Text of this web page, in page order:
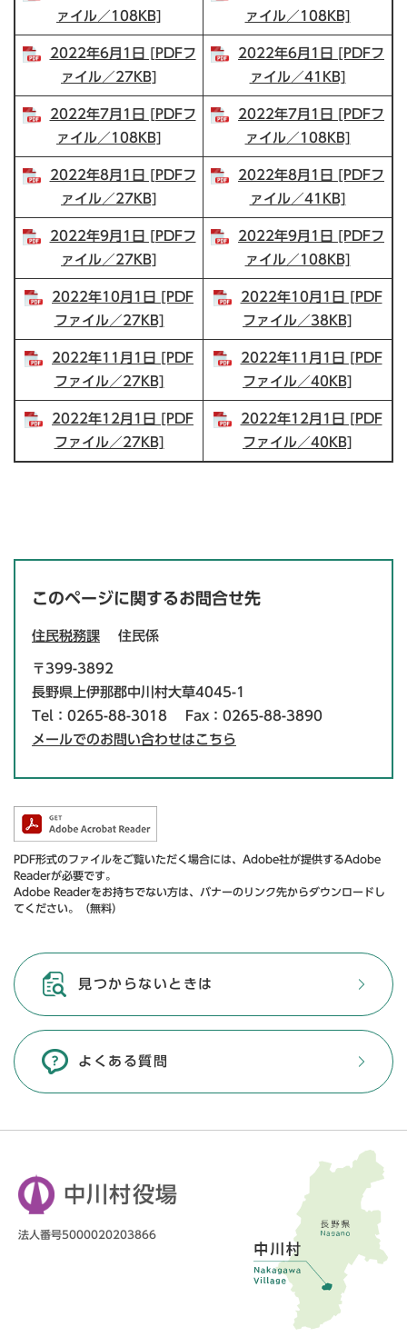
ァイル／108KB]
ァイル／108KB]
2022年6月1日 [PDFフ
ァイル／27KB]
2022年6月1日 [PDFフ
ァイル／41KB]
2022年7月1日 [PDFフ
ァイル／108KB]
2022年7月1日 [PDFフ
ァイル／108KB]
2022年8月1日 [PDFフ
ァイル／27KB]
2022年8月1日 [PDFフ
ァイル／41KB]
2022年9月1日 [PDFフ
ァイル／27KB]
2022年9月1日 [PDFフ
ァイル／108KB]
2022年10月1日 [PDF
ファイル／27KB]
2022年10月1日 [PDF
ファイル／38KB]
2022年11月1日 [PDF
ファイル／27KB]
2022年11月1日 [PDF
ファイル／40KB]
2022年12月1日 [PDF
ファイル／27KB]
2022年12月1日 [PDF
ファイル／40KB]
このページに関するお問合せ先
住民税務課 住民係
〒399-3892
長野県上伊那郡中川村大草4045-1
Tel：0265-88-3018
Fax：0265-88-3890
メールでのお問い合わせはこちら
PDF形式のファイルをご覧いただく場合には、Adobe社が提供するAdobe
Readerが必要です。
Adobe Readerをお持ちでない方は、バナーのリンク先からダウンロードし
てください。（無料）
見つからないときは
よくある質問
中川村役場
法人番号5000020203866